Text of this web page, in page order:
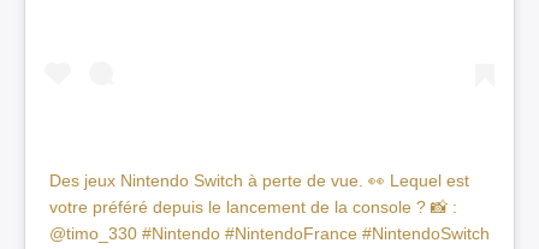
Des jeux Nintendo Switch à perte de vue. 👀 Lequel est
votre préféré depuis le lancement de la console ? 📸 :
@timo_330 #Nintendo #NintendoFrance #NintendoSwitch